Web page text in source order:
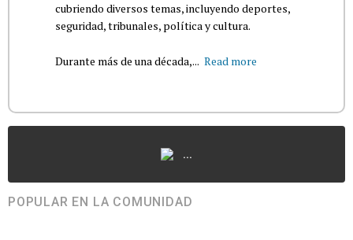
cubriendo diversos temas, incluyendo deportes,
seguridad, tribunales, política y cultura.
Durante más de una década,... Read more
...
POPULAR EN LA COMUNIDAD